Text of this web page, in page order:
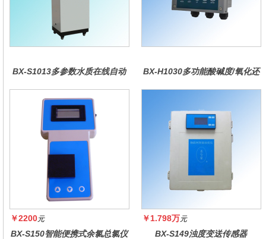
BX-S1013多参数水质在线自动
BX-H1030多功能酸碱度/氧化还
￥2200元
BX-S150智能便携式余氯总氯仪
￥1.798万元
BX-S149浊度变送传感器